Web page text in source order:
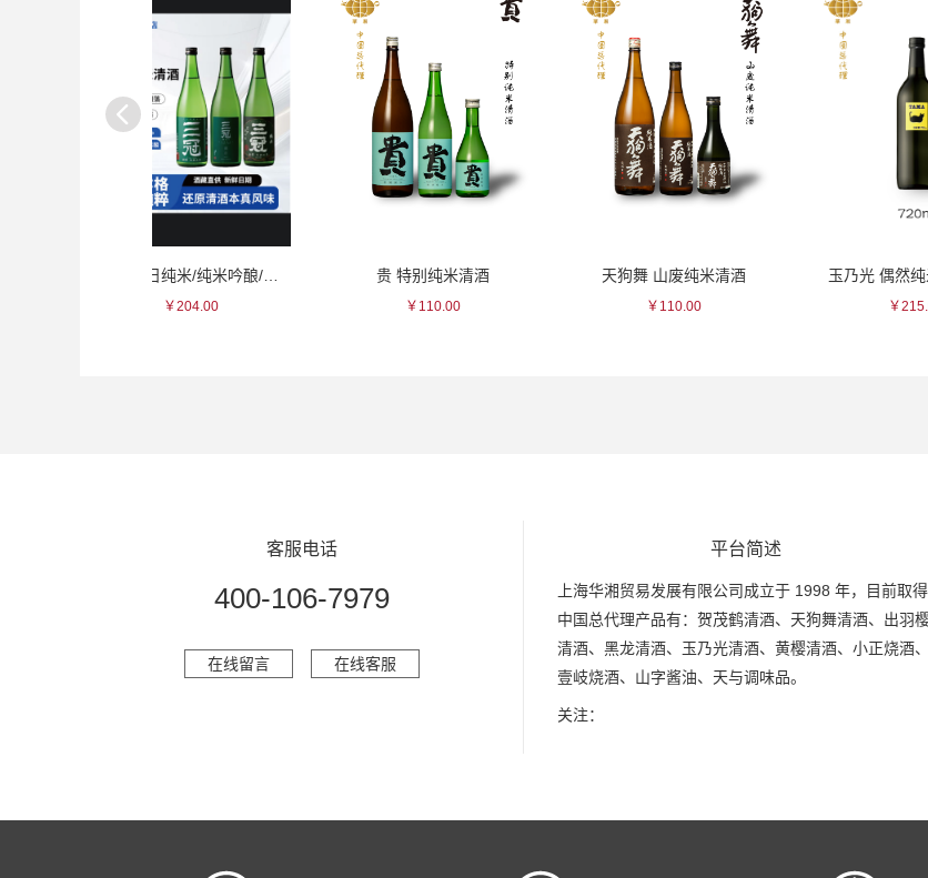
贵 特别纯米清酒 天狗舞 山废纯米清酒 玉乃光 偶然纯米吟酿清酒
客服电话
400-106-7979
在线留言 在线客服
平台简述
上海华湘贸易发展有限公司成立于 1998 年，目前取得
中国总代理产品有：贺茂鹤清酒、天狗舞清酒、出羽
清酒、黑龙清酒、玉乃光清酒、黄樱清酒、小正烧酒、
壹岐烧酒、山字酱油、天与调味品。
关注：